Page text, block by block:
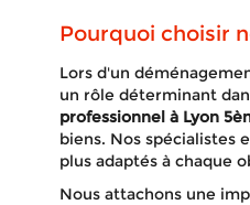
Pourquoi choisir
Lors d'un
un rôle déterminant
professionnel à Lyon
biens. Nos spécialistes
plus adaptés à chaque
Nous attachons une